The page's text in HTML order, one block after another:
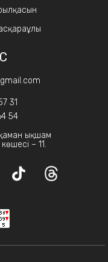
31
54
ықшам
– 11.